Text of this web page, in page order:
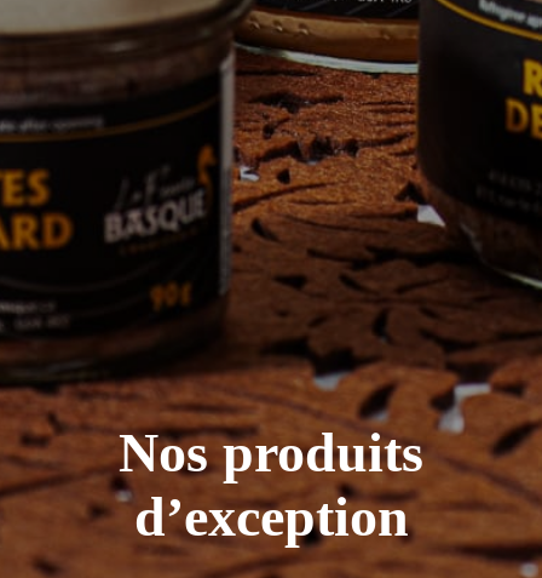
Nos produits
d’exception